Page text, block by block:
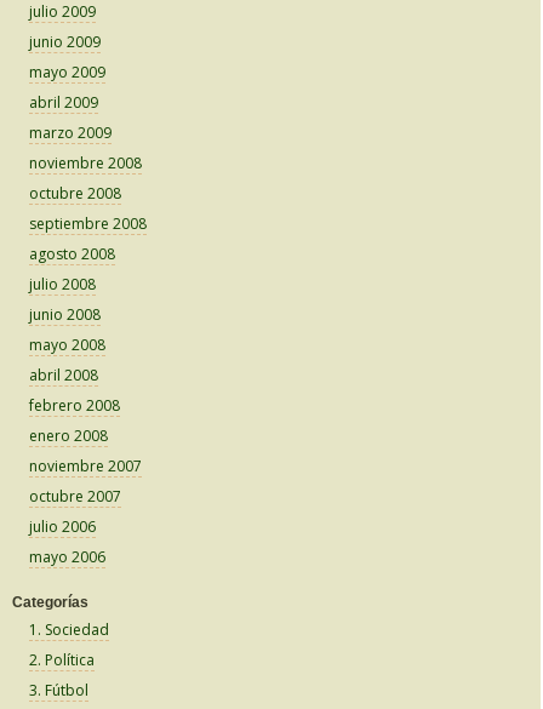
julio 2009
junio 2009
mayo 2009
abril 2009
marzo 2009
noviembre 2008
octubre 2008
septiembre 2008
agosto 2008
julio 2008
junio 2008
mayo 2008
abril 2008
febrero 2008
enero 2008
noviembre 2007
octubre 2007
julio 2006
mayo 2006
Categorías
1. Sociedad
2. Política
3. Fútbol